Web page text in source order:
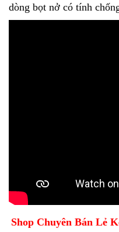
dòng bọt nở có tính
Shop Chuyên Bán Lẻ